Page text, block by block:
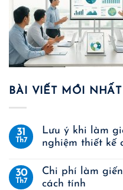
BÀI VIẾT MỚI NHẤT
31
Th7
Lưu ý khi làm
nghiệm thiết kế
30
Th7
Chi phí làm
cách tính